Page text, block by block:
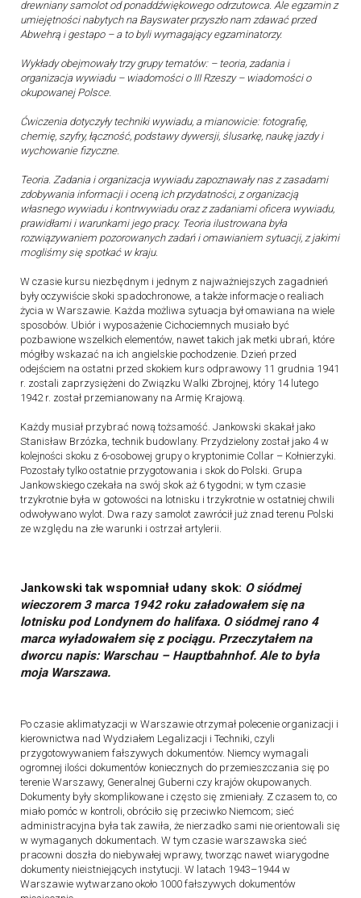
drewniany samolot od ponaddźwiękowego odrzutowca. Ale egzamin z
umiejętności nabytych na Bayswater przyszło nam zdawać przed
Abwehrą i gestapo – a to byli wymagający egzaminatorzy.
Wykłady obejmowały trzy grupy tematów: – teoria, zadania i
organizacja wywiadu – wiadomości o III Rzeszy – wiadomości o
okupowanej Polsce.
Ćwiczenia dotyczyły techniki wywiadu, a mianowicie: fotografię,
chemię, szyfry, łączność, podstawy dywersji, ślusarkę, naukę jazdy i
wychowanie fizyczne.
Teoria. Zadania i organizacja wywiadu zapoznawały nas z zasadami
zdobywania informacji i oceną ich przydatności, z organizacją
własnego wywiadu i kontrwywiadu oraz z zadaniami oficera wywiadu,
prawidłami i warunkami jego pracy. Teoria ilustrowana była
rozwiązywaniem pozorowanych zadań i omawianiem sytuacji, z jakimi
mogliśmy się spotkać w kraju.
W czasie kursu niezbędnym i jednym z najważniejszych zagadnień
były oczywiście skoki spadochronowe, a także informacje o realiach
życia w Warszawie. Każda możliwa sytuacja był omawiana na wiele
sposobów. Ubiór i wyposażenie Cichociemnych musiało być
pozbawione wszelkich elementów, nawet takich jak metki ubrań, które
mógłby wskazać na ich angielskie pochodzenie. Dzień przed
odejściem na ostatni przed skokiem kurs odprawowy 11 grudnia 1941
r. zostali zaprzysiężeni do Związku Walki Zbrojnej, który 14 lutego
1942 r. został przemianowany na Armię Krajową.
Każdy musiał przybrać nową tożsamość. Jankowski skakał jako
Stanisław Brzózka, technik budowlany. Przydzielony został jako 4 w
kolejności skoku z 6-osobowej grupy o kryptonimie Collar – Kołnierzyki.
Pozostały tylko ostatnie przygotowania i skok do Polski. Grupa
Jankowskiego czekała na swój skok aż 6 tygodni; w tym czasie
trzykrotnie była w gotowości na lotnisku i trzykrotnie w ostatniej chwili
odwoływano wylot. Dwa razy samolot zawrócił już znad terenu Polski
ze względu na złe warunki i ostrzał artylerii.
Jankowski tak wspomniał udany skok: O siódmej
wieczorem 3 marca 1942 roku załadowałem się na
lotnisku pod Londynem do halifaxa. O siódmej rano 4
marca wyładowałem się z pociągu. Przeczytałem na
dworcu napis: Warschau – Hauptbahnhof. Ale to była
moja Warszawa.
Po czasie aklimatyzacji w Warszawie otrzymał polecenie organizacji i
kierownictwa nad Wydziałem Legalizacji i Techniki, czyli
przygotowywaniem fałszywych dokumentów. Niemcy wymagali
ogromnej ilości dokumentów koniecznych do przemieszczania się po
terenie Warszawy, Generalnej Guberni czy krajów okupowanych.
Dokumenty były skomplikowane i często się zmieniały. Z czasem to, co
miało pomóc w kontroli, obróciło się przeciwko Niemcom; sieć
administracyjna była tak zawiła, że nierzadko sami nie orientowali się
w wymaganych dokumentach. W tym czasie warszawska sieć
pracowni doszła do niebywałej wprawy, tworząc nawet wiarygodne
dokumenty nieistniejących instytucji. W latach 1943–1944 w
Warszawie wytwarzano około 1000 fałszywych dokumentów